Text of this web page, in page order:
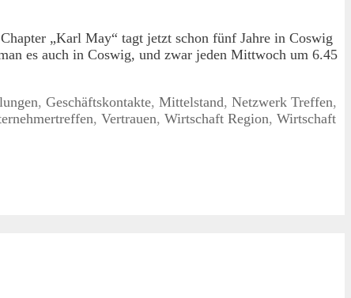
„Karl May“ tagt jetzt schon fünf Jahre in Coswig
es auch in Coswig, und zwar jeden Mittwoch um 6.45
, Geschäftskontakte, Mittelstand, Netzwerk Treffen,
, Vertrauen, Wirtschaft Region, Wirtschaft